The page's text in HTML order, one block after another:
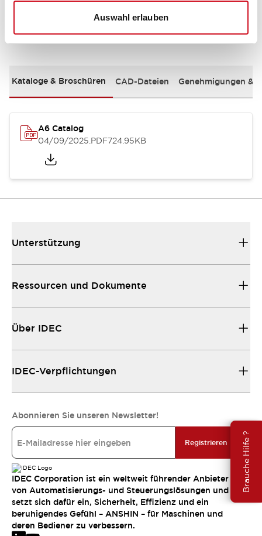
Auswahl erlauben
Brauche Hilfe ?
Dokumente und Dateien
Kataloge & Broschüren CAD-Dateien Genehmigungen &
A6 Catalog
04/09/2025.PDF724.95KB
Unterstützung
Ressourcen und Dokumente
Über IDEC
IDEC-Verpflichtungen
Abonnieren Sie unseren Newsletter!
Registrieren
IDEC Corporation ist ein weltweit führender Anbieter
von Automatisierungs- und Steuerungslösungen und
setzt sich dafür ein, Sicherheit, Effizienz und ein
beruhigendes Gefühl – ANSHIN – für Maschinen und
deren Bediener zu verbessern.